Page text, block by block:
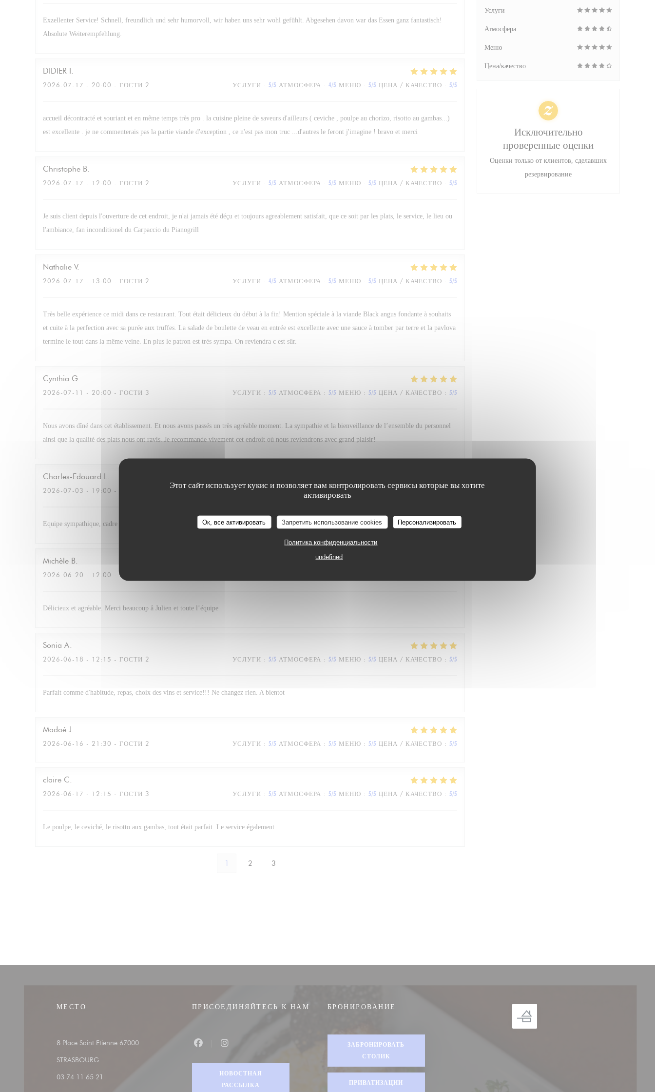
Этот сайт использует кукис и позволяет вам контролировать сервисы которые вы хотите
активировать
Ок, все активировать Запретить использование cookies Персонализировать
Политика конфиденциальности
undefined
Exzellenter Service! Schnell, freundlich und sehr humorvoll, wir haben uns sehr wohl gefühlt. Abgesehen davon war das Essen ganz fantastisch!
Absolute Weiterempfehlung.
DIDIER I
2026-07-17 - 20:00 - ГОСТИ 2 УСЛУГИ : 5/5 АТМОСФЕРА : 4/5 МЕНЮ : 5/5 ЦЕНА / КАЧЕСТВО : 5/5
accueil décontracté et souriant et en même temps très pro . la cuisine pleine de saveurs d'ailleurs ( ceviche , poulpe au chorizo, risotto au gambas...)
est excellente . je ne commenterais pas la partie viande d'exception , ce n'est pas mon truc ...d'autres le feront j'imagine ! bravo et merci
Christophe B
2026-07-17 - 12:00 - ГОСТИ 2 УСЛУГИ : 5/5 АТМОСФЕРА : 5/5 МЕНЮ : 5/5 ЦЕНА / КАЧЕСТВО : 5/5
Je suis client depuis l'ouverture de cet endroit, je n'ai jamais été déçu et toujours agreablement satisfait, que ce soit par les plats, le service, le lieu ou
l'ambiance, fan inconditionel du Carpaccio du Pianogrill
Nathalie V
2026-07-17 - 13:00 - ГОСТИ 2 УСЛУГИ : 4/5 АТМОСФЕРА : 5/5 МЕНЮ : 5/5 ЦЕНА / КАЧЕСТВО : 5/5
Très belle expérience ce midi dans ce restaurant. Tout était délicieux du début à la fin! Mention spéciale à la viande Black angus fondante à souhaits
et cuite à la perfection avec sa purée aux truffes. La salade de boulette de veau en entrée est excellente avec une sauce à tomber par terre et la pavlova
termine le tout dans la même veine. En plus le patron est très sympa. On reviendra c est sûr.
Cynthia G
2026-07-11 - 20:00 - ГОСТИ 3 УСЛУГИ : 5/5 АТМОСФЕРА : 5/5 МЕНЮ : 5/5 ЦЕНА / КАЧЕСТВО : 5/5
Nous avons dîné dans cet établissement. Et nous avons passés un très agréable moment. La sympathie et la bienveillance de l’ensemble du personnel
ainsi que la qualité des plats nous ont ravis. Je recommande vivement cet endroit où nous reviendrons avec grand plaisir!
Charles-Edouard L
2026-07-03 - 19:00 - ГОСТИ 4 УСЛУГИ: 5/5 АТМОСФЕРА: 5/5 МЕНЮ: 5/5 ЦЕНА / КАЧЕСТВО: 4/5
Equipe sympathique, cadre très agréable. Cocktail excellent et repas très bon. Prix raisonnable.
Michèle B
2026-06-20 - 12:00 - ГОСТИ 3
Délicieux et agréable. Merci beaucoup â Julien et toute l’équipe
Sonia A
2026-06-18 - 12:15 - ГОСТИ 2 УСЛУГИ : 5/5 АТМОСФЕРА : 5/5 МЕНЮ : 5/5 ЦЕНА / КАЧЕСТВО : 5/5
Parfait comme d'habitude, repas, choix des vins et service!!! Ne changez rien. A bientot
Madoé J
2026-06-16 - 21:30 - ГОСТИ 2 УСЛУГИ : 5/5 АТМОСФЕРА : 5/5 МЕНЮ : 5/5 ЦЕНА / КАЧЕСТВО : 5/5
claire C
2026-06-17 - 12:15 - ГОСТИ 3 УСЛУГИ : 5/5 АТМОСФЕРА : 5/5 МЕНЮ : 5/5 ЦЕНА / КАЧЕСТВО : 5/5
Le poulpe, le ceviché, le risotto aux gambas, tout était parfait. Le service également.
1 2 3
Услуги
Атмосфера
Меню
Цена/качество
Исключительно
проверенные оценки
Оценки только от клиентов, сделавших
резервирование
МЕСТО
8 Place Saint Etienne 67000
STRASBOURG((открывается в новом окне))
03 74 11 65 21
ПРИСОЕДИНЯЙТЕСЬ К НАМ
Instagram ((открывается в новом окне))
НОВОСТНАЯ
РАССЫЛКА
БРОНИРОВАНИЕ
ЗАБРОНИРОВАТЬ
СТОЛИК
ПРИВАТИЗАЦИИ